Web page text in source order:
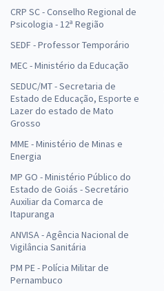
CRP SC - Conselho Regional de
Psicologia - 12ª Região
SEDF - Professor Temporário
MEC - Ministério da Educação
SEDUC/MT - Secretaria de
Estado de Educação, Esporte e
Lazer do estado de Mato
Grosso
MME - Ministério de Minas e
Energia
MP GO - Ministério Público do
Estado de Goiás - Secretário
Auxiliar da Comarca de
Itapuranga
ANVISA - Agência Nacional de
Vigilância Sanitária
PM PE - Polícia Militar de
Pernambuco